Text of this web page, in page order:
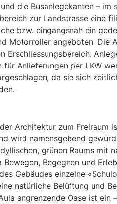
die Busanlegekanten – im
zur Landstrasse eine
bzw. eingangsnah ein
Motorroller angeboten. Die
Erschliessungsbereich.
für Anlieferungen per LKW
da sie sich
Architektur zum Freiraum
wird namensgebend
grünen Raums mit
Bewegen, Begegnen und
Gebäudes einzelne
natürliche Belüftung und
angrenzende Oase ist ein